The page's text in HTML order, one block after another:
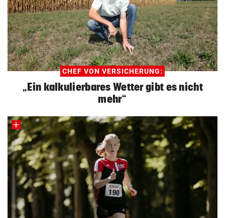
CHEF VON VERSICHERUNG:
„Ein kalkulierbares Wetter gibt es nicht
mehr“